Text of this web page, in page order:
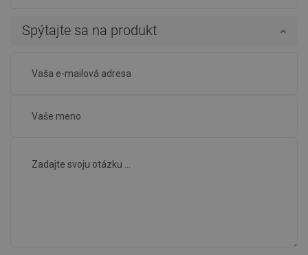
Spýtajte sa na produkt